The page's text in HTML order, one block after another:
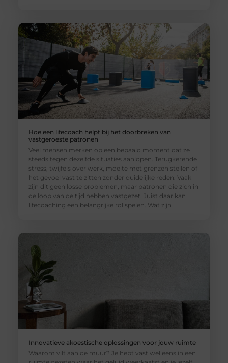
Hoe een lifecoach helpt bij het doorbreken van
vastgeroeste patronen
Veel mensen merken op een bepaald moment dat ze
steeds tegen dezelfde situaties aanlopen. Terugkerende
stress, twijfels over werk, moeite met grenzen stellen of
het gevoel vast te zitten zonder duidelijke reden. Vaak
zijn dit geen losse problemen, maar patronen die zich in
de loop van de tijd hebben vastgezet. Juist daar kan
lifecoaching een belangrijke rol spelen. Wat zijn
Innovatieve akoestische oplossingen voor jouw ruimte
Waarom vilt aan de muur? Je hebt vast wel eens in een